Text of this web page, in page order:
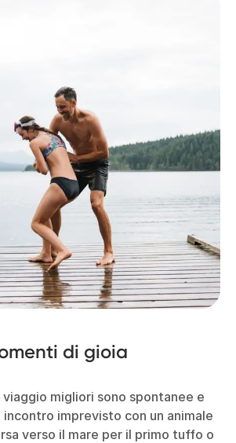
di gioia
migliori sono spontanee e
incontro imprevisto con un animale
verso il mare per il primo tuffo o